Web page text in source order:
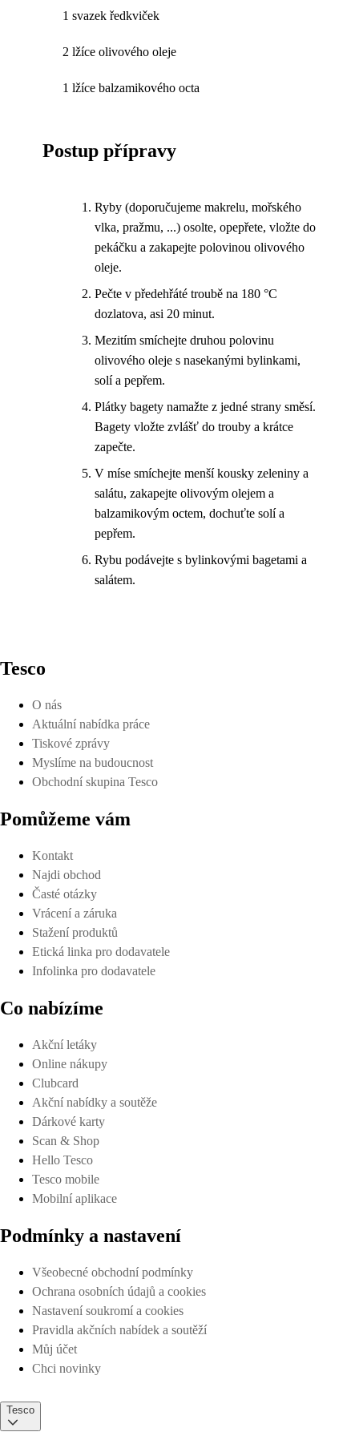
1 svazek ředkviček
2 lžíce olivového oleje
1 lžíce balzamikového octa
Postup přípravy
Ryby (doporučujeme makrelu, mořského
vlka, pražmu, ...) osolte, opepřete, vložte do
pekáčku a zakapejte polovinou olivového
oleje.
Pečte v předehřáté troubě na 180 °C
dozlatova, asi 20 minut.
Mezitím smíchejte druhou polovinu
olivového oleje s nasekanými bylinkami,
solí a pepřem.
Plátky bagety namažte z jedné strany směsí.
Bagety vložte zvlášť do trouby a krátce
zapečte.
V míse smíchejte menší kousky zeleniny a
salátu, zakapejte olivovým olejem a
balzamikovým octem, dochuťte solí a
pepřem.
Rybu podávejte s bylinkovými bagetami a
salátem.
Tesco
O nás
Aktuální nabídka práce
Tiskové zprávy
Myslíme na budoucnost
Obchodní skupina Tesco
Pomůžeme vám
Kontakt
Najdi obchod
Časté otázky
Vrácení a záruka
Stažení produktů
Etická linka pro dodavatele
Infolinka pro dodavatele
Co nabízíme
Akční letáky
Online nákupy
Clubcard
Akční nabídky a soutěže
Dárkové karty
Scan & Shop
Hello Tesco
Tesco mobile
Mobilní aplikace
Podmínky a nastavení
Všeobecné obchodní podmínky
Ochrana osobních údajů a cookies
Nastavení soukromí a cookies
Pravidla akčních nabídek a soutěží
Můj účet
Chci novinky
Tesco